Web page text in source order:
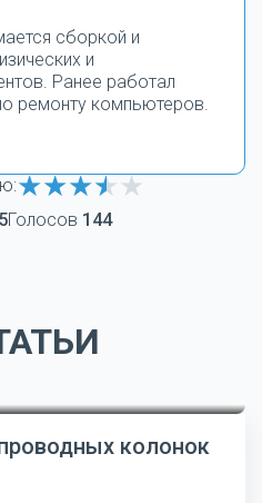
сборкой и
и
Ранее работал
ремонту компьютеров.
Голосов 144
колонок